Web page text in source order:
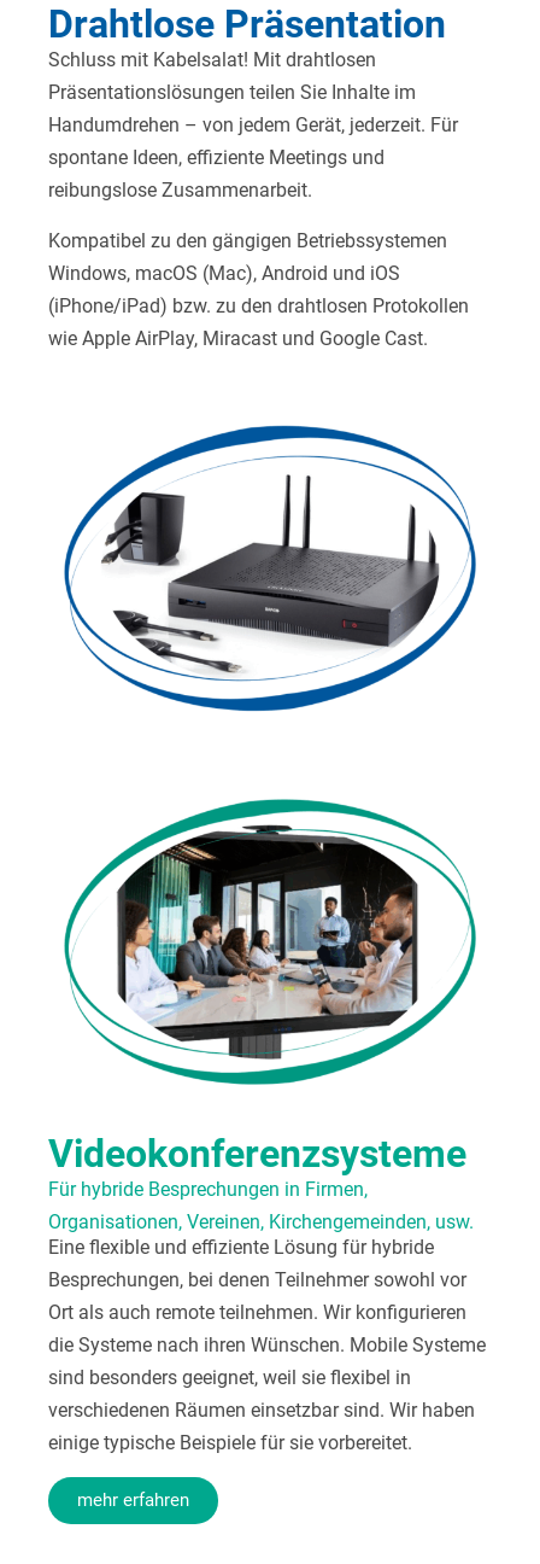
Drahtlose Präsentation
Schluss mit Kabelsalat! Mit drahtlosen
Präsentationslösungen teilen Sie Inhalte im
Handumdrehen – von jedem Gerät, jederzeit. Für
spontane Ideen, effiziente Meetings und
reibungslose Zusammenarbeit.
Kompatibel zu den gängigen Betriebssystemen
Windows, macOS (Mac), Android und iOS
(iPhone/iPad) bzw. zu den drahtlosen Protokollen
wie Apple AirPlay, Miracast und Google Cast.
Videokonferenzsysteme
Für hybride Besprechungen in Firmen,
Organisationen, Vereinen, Kirchengemeinden, usw.
Eine flexible und effiziente Lösung für hybride
Besprechungen, bei denen Teilnehmer sowohl vor
Ort als auch remote teilnehmen. Wir konfigurieren
die Systeme nach ihren Wünschen. Mobile Systeme
sind besonders geeignet, weil sie flexibel in
verschiedenen Räumen einsetzbar sind. Wir haben
einige typische Beispiele für sie vorbereitet.
mehr erfahren